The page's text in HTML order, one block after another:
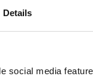
Details
social media